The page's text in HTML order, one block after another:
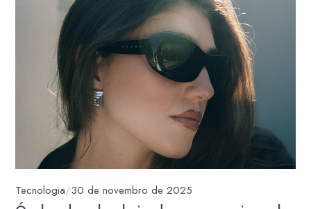
Tecnologia/30 de novembro de 2025